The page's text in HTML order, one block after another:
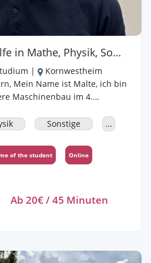
Malte gibt Nachhilfe in Mathe, Physik, Sonstige, Biologie, Chemie
|
Kornwestheim
bin
Maschinenbau im 4.
ich Spaß daran,
zu greifen. Durch mein
Lernmethoden,
bekommt ihr qualitativ
entsteht. Ich biete die
Sonstige ...
of the student Online
Ab 20€ / 45 Minuten